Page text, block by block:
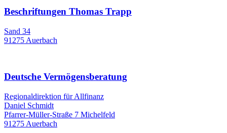
Beschriftungen Thomas Trapp
Sand 34
91275 Auerbach
Deutsche Vermögensberatung
Regionaldirektion für Allfinanz
Daniel Schmidt
Pfarrer-Müller-Straße 7 Michelfeld
91275 Auerbach